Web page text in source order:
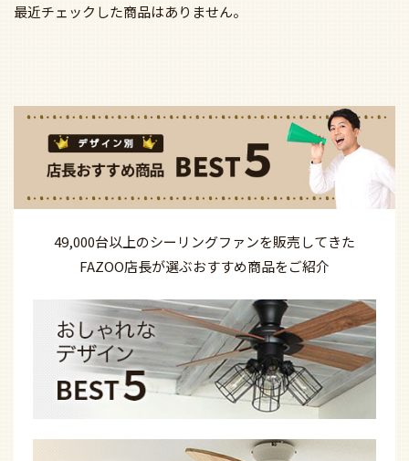
最近チェックした商品はありません。
49,000台以上のシーリングファンを販売してきた
FAZOO店長が選ぶおすすめ商品をご紹介